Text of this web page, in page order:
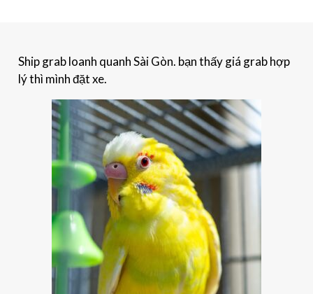
Ship grab loanh quanh Sài Gòn. bạn thấy giá grab hợp
lý thì mình đặt xe.